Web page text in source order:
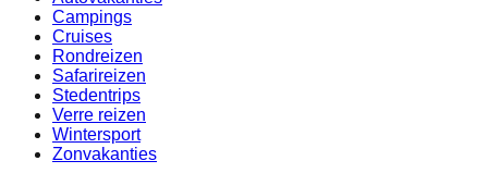
Campings
Cruises
Rondreizen
Safarireizen
Stedentrips
Verre reizen
Wintersport
Zonvakanties